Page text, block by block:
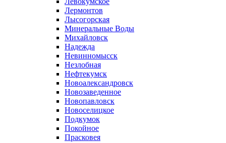
Лермонтов
Лысогорская
Минеральные Воды
Михайловск
Надежда
Невинномысск
Незлобная
Нефтекумск
Новоалександровск
Новозаведенное
Новопавловск
Новоселицкое
Подкумок
Покойное
Прасковея